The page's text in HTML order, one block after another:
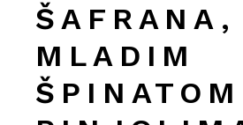
ŠAFRANA,
MLADIM